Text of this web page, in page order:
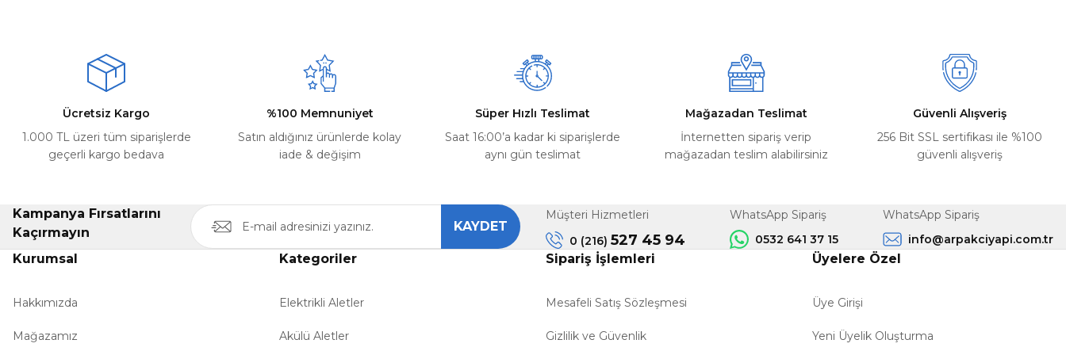
Ürün açıklamasında eksik bilgiler bulunuyor.
Ürün bilgilerinde hatalar bulunuyor.
Gönder
Ücretsiz Kargo
1.000 TL üzeri tüm siparişlerde
geçerli kargo bedava
%100 Memnuniyet
Satın aldığınız ürünlerde kolay
iade & değişim
Süper Hızlı Teslimat
Saat 16:00’a kadar ki siparişlerde
aynı gün teslimat
Mağazadan Teslimat
İnternetten sipariş verip
mağazadan teslim alabilirsiniz
Güvenli Alışveriş
256 Bit SSL sertifikası ile %100
güvenli alışveriş
Kampanya Fırsatlarını
Kaçırmayın
KAYDET
Müşteri Hizmetleri
0 (216) 527 45 94
WhatsApp Sipariş
0532 641 37 15
WhatsApp Sipariş
info@arpakciyapi.com.tr
Kurumsal
Hakkımızda
Mağazamız
Kategoriler
Elektrikli Aletler
Akülü Aletler
Sipariş İşlemleri
Mesafeli Satış Sözleşmesi
Gizlilik ve Güvenlik
Üyelere Özel
Üye Girişi
Yeni Üyelik Oluşturma